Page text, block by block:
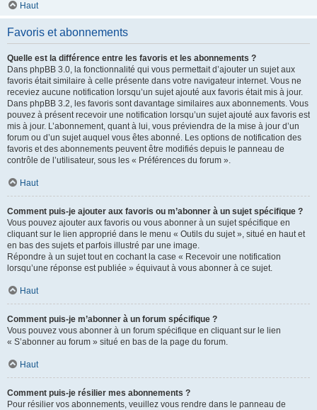
Haut
Favoris et abonnements
Quelle est la différence entre les favoris et les abonnements ?
Dans phpBB 3.0, la fonctionnalité qui vous permettait d’ajouter un sujet aux
favoris était similaire à celle présente dans votre navigateur internet. Vous ne
receviez aucune notification lorsqu’un sujet ajouté aux favoris était mis à jour.
Dans phpBB 3.2, les favoris sont davantage similaires aux abonnements. Vous
pouvez à présent recevoir une notification lorsqu’un sujet ajouté aux favoris est
mis à jour. L’abonnement, quant à lui, vous préviendra de la mise à jour d’un
forum ou d’un sujet auquel vous êtes abonné. Les options de notification des
favoris et des abonnements peuvent être modifiés depuis le panneau de
contrôle de l’utilisateur, sous les « Préférences du forum ».
Haut
Comment puis-je ajouter aux favoris ou m’abonner à un sujet spécifique ?
Vous pouvez ajouter aux favoris ou vous abonner à un sujet spécifique en
cliquant sur le lien approprié dans le menu « Outils du sujet », situé en haut et
en bas des sujets et parfois illustré par une image.
Répondre à un sujet tout en cochant la case « Recevoir une notification
lorsqu’une réponse est publiée » équivaut à vous abonner à ce sujet.
Haut
Comment puis-je m’abonner à un forum spécifique ?
Vous pouvez vous abonner à un forum spécifique en cliquant sur le lien
« S’abonner au forum » situé en bas de la page du forum.
Haut
Comment puis-je résilier mes abonnements ?
Pour résilier vos abonnements, veuillez vous rendre dans le panneau de